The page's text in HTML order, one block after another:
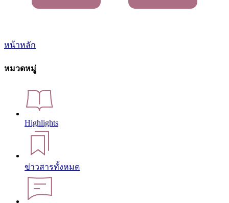
หน้าหลัก
หมวดหมู่
Highlights
ข่าวสารทั้งหมด